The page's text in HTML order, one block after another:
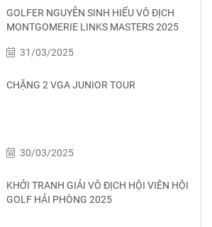
GOLFER NGUYỄN SINH HIẾU VÔ ĐỊCH
MONTGOMERIE LINKS MASTERS 2025
31/03/2025
CHẶNG 2 VGA JUNIOR TOUR
30/03/2025
KHỞI TRANH GIẢI VÔ ĐỊCH HỘI VIÊN HỘI
GOLF HẢI PHÒNG 2025